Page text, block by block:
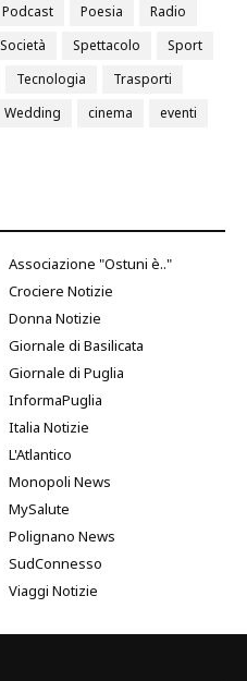
Podcast Poesia
Radio
Società Spettacolo
Sport
Tecnologia
Trasporti
Wedding cinema
eventi
Associazione "Ostuni è.."
Crociere Notizie
Donna Notizie
Giornale di Basilicata
Giornale di Puglia
InformaPuglia
Italia Notizie
L'Atlantico
Monopoli News
MySalute
Polignano News
SudConnesso
Viaggi Notizie